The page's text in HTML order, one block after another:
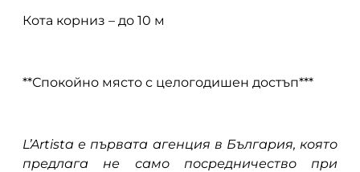
Кота корниз – до 10 м
**Спокойно място с целогодишен достъп***
L’Artista е първата агенция в България, която
предлага не само посредничество при